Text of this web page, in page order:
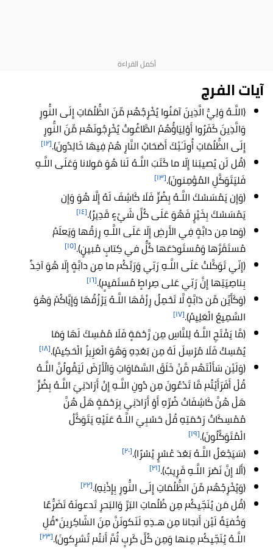
آيات الفرج
(اللَّـهُ وَلِيُّ الَّذِينَ آمَنُوا يُخْرِجُهُم مِّنَ الظُّلُمَاتِ إِلَى النُّورِ
وَالَّذِينَ كَفَرُوا أَوْلِيَاؤُهُمُ الطَّاغُوتُ يُخْرِجُونَهُم مِّنَ النُّورِ
إِلَى الظُّلُمَاتِ أُولَـٰئِكَ أَصْحَابُ النَّارِ هُمْ فِيهَا خَالِدُونَ).[١٢]
(قُل لَن يُصيبَنا إِلّا ما كَتَبَ اللَّـهُ لَنا هُوَ مَولانا وَعَلَى اللَّـهِ
فَليَتَوَكَّلِ المُؤمِنونَ).[١٣]
(وَإِن يَمْسَسْكَ اللَّـهُ بِضُرٍّ فَلَا كَاشِفَ لَهُ إِلَّا هُوَ وَإِن
يَمْسَسْكَ بِخَيْرٍ فَهُوَ عَلَى كُلِّ شَيْءٍ قَدِيرٌ).[١٤]
(وَما مِن دابَّةٍ فِي الأَرضِ إِلّا عَلَى اللَّـهِ رِزقُها وَيَعلَمُ
مُستَقَرَّها وَمُستَودَعَها كُلٌّ في كِتابٍ مُبينٍ).[١٥]
(إِنّي تَوَكَّلتُ عَلَى اللَّـهِ رَبّي وَرَبِّكُم ما مِن دابَّةٍ إِلّا هُوَ آخِذٌ
بِناصِيَتِها إِنَّ رَبّي عَلى صِراطٍ مُستَقيمٍ).[١٦]
(وَكَأَيِّن مِّن دَابَّةٍ لَّا تَحْمِلُ رِزْقَهَا اللَّـهُ يَرْزُقُهَا وَإِيَّاكُمْ وَهُوَ
السَّمِيعُ الْعَلِيمُ).[١٧]
(مَّا يَفْتَحِ اللَّـهُ لِلنَّاسِ مِن رَّحْمَةٍ فَلَا مُمْسِكَ لَهَا وَمَا
يُمْسِكْ فَلَا مُرْسِلَ لَهُ مِن بَعْدِهِ وَهُوَ الْعَزِيزُ الْحَكِيمُ).[١٨]
(وَلَئِنسَأَلْتَهُم مَّنْ خَلَقَ السَّمَاوَاتِ وَالْأَرْضَ لَيَقُولُنَّ اللَّـهُ
قُلْ أَفَرَأَيْتُم مَّا تَدْعُونَ مِن دُونِ اللَّـهِ إِنْ أَرَادَنِيَ اللَّـهُ بِضُرٍّ
هَلْ هُنَّ كَاشِفَاتُ ضُرِّهِ أَوْ أَرَادَنِي بِرَحْمَةٍ هَلْ هُنَّ
مُمْسِكَاتُ رَحْمَتِهِ قُلْ حَسْبِيَ اللَّـهُ عَلَيْهِ يَتَوَكَّلُ
الْمُتَوَكِّلُونَ).[١٩]
(سَيَجْعَلُ اللَّـهُ بَعْدَ عُسْرٍ يُسْرًا).[٢٠]
(أَلَا إِنَّ نَصْرَ اللَّـهِ قَرِيبٌ).[٢١]
(وَيُخْرِجُهُم مِّنَ الظُّلُمَاتِ إِلَى النُّورِ بِإِذْنِهِ).[٢٢]
(قُل مَن يُنَجّيكُم مِن ظُلُماتِ البَرِّ وَالبَحرِ تَدعونَهُ تَضَرُّعًا
وَخُفيَةً لَئِن أَنجانا مِن هـذِهِ لَنَكونَنَّ مِنَ الشّاكِرينَ*قُلِ
اللَّـهُ يُنَجّيكُم مِنها وَمِن كُلِّ كَربٍ ثُمَّ أَنتُم تُشرِكونَ).[٢٣]